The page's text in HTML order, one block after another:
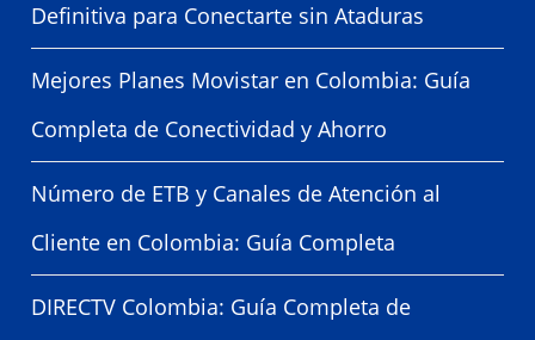
Definitiva para Conectarte sin Ataduras
Mejores Planes Movistar en Colombia: Guía
Completa de Conectividad y Ahorro
Número de ETB y Canales de Atención al
Cliente en Colombia: Guía Completa
DIRECTV Colombia: Guía Completa de